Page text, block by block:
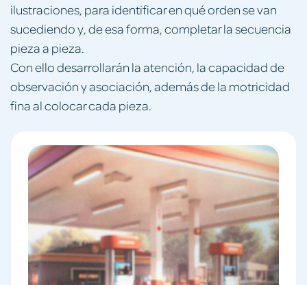
ilustraciones, para identificar en qué orden se van
sucediendo y, de esa forma, completar la secuencia
pieza a pieza.
Con ello desarrollarán la atención, la capacidad de
observación y asociación, además de la motricidad
fina al colocar cada pieza.